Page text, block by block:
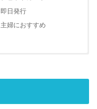
即日発行
主婦におすすめ